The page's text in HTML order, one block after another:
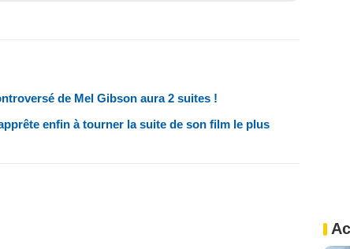
de Mel Gibson aura 2 suites !
enfin à tourner la suite de son film le plus